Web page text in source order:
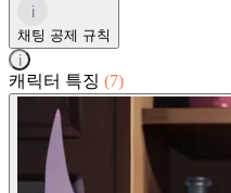
i
채팅 공제 규칙
i
캐릭터 특징 (7)